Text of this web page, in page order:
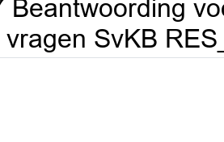
Beantwoording
SvKB